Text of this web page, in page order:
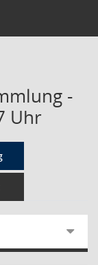
-
Uhr